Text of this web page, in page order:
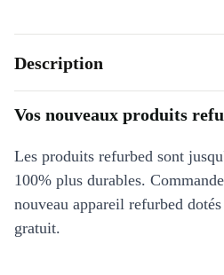
Description
Vos nouveaux produits
Les produits refurbed sont
100% plus durables.
nouveau appareil refurbed
gratuit.